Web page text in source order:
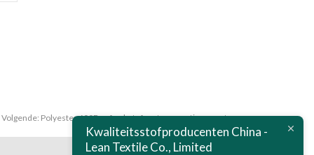
Volgende: Polyester 600D oxford-stof met pvc-coating voor tassen
Kwaliteitsstofproducenten China -
Lean Textile Co., Limited